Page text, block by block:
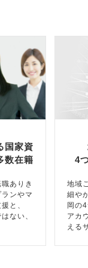
国家資
数在籍
ありき
ンやマ
と、
ない、
4
地域
細や
岡の
アカ
える